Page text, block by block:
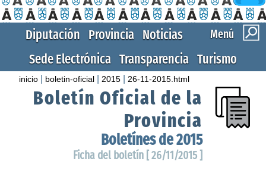
Menú
Diputación Provincia Noticias
Sede Electrónica Transparencia Turismo
inicio boletin-oficial 2015 26-11-2015.html
Boletín Oficial de la
Provincia
Boletínes de 2015
Ficha del boletín [ 26/11/2015 ]